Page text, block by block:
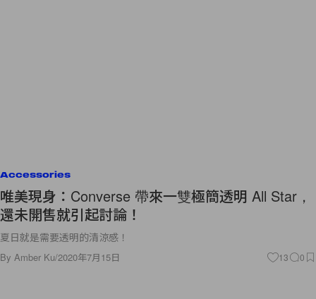
Accessories
唯美現身：Converse 帶來一雙極簡透明 All Star，
還未開售就引起討論！
夏日就是需要透明的清涼感！
By Amber Ku/2020年7月15日 13 0